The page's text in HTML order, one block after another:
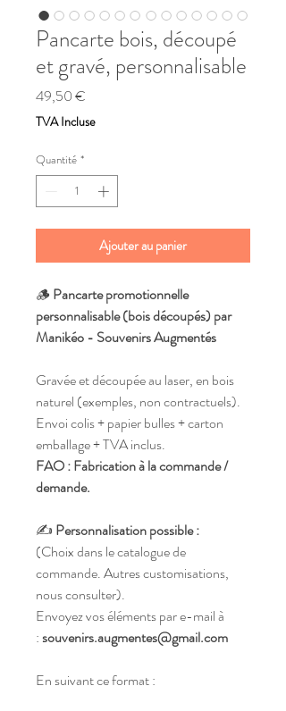
Pancarte bois, découpé
et gravé, personnalisable
49,50 €
TVA Incluse
Quantité *
Ajouter au panier
🪵 Pancarte promotionnelle
personnalisable (bois découpés) par
Manikéo - Souvenirs Augmentés
Gravée et découpée au laser, en bois
naturel (exemples, non contractuels).
Envoi colis + papier bulles + carton
emballage + TVA inclus.
FAO : Fabrication à la commande /
demande.
✍️ Personnalisation possible :
(Choix dans le catalogue de
commande. Autres customisations,
nous consulter).
Envoyez vos éléments par e-mail à
:souvenirs.augmentes@gmail.com
En suivant ce format :